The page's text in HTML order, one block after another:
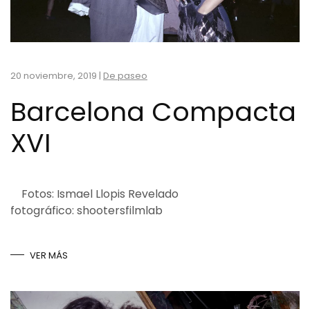
20 noviembre, 2019 | De paseo
Barcelona Compacta
XVI
Fotos: Ismael Llopis Revelado
fotográfico: shootersfilmlab
VER MÁS